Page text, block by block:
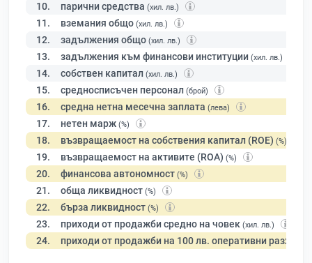
10. парични средства (хил. лв.)
11. вземания общо (хил. лв.)
12. задължения общо (хил. лв.)
13. задължения към финансови институции (хил. лв.)
14. собствен капитал (хил. лв.)
15. средносписъчен персонал (брой)
16. средна нетна месечна заплата (лева)
17. нетен марж (%)
18. възвращаемост на собствения капитал (ROE) (%)
19. възвращаемост на активите (ROA) (%)
20. финансова автономност (%)
21. обща ликвидност (%)
22. бърза ликвидност (%)
23. приходи от продажби средно на човек (хил. лв.)
24. приходи от продажби на 100 лв. оперативни разходи